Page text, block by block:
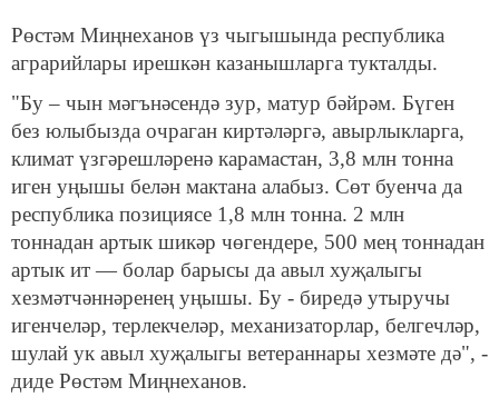
Рөстәм Миңнеханов үз чыгышында республика
аграрийлары ирешкән казанышларга тукталды.
"Бу – чын мәгънәсендә зур, матур бәйрәм. Бүген
без юлыбызда очраган киртәләргә, авырлыкларга,
климат үзгәрешләренә карамастан, 3,8 млн тонна
иген уңышы белән мактана алабыз. Сөт буенча да
республика позициясе 1,8 млн тонна. 2 млн
тоннадан артык шикәр чөгендере, 500 мең тоннадан
артык ит — болар барысы да авыл хуҗалыгы
хезмәтчәннәренең уңышы. Бу - биредә утыручы
игенчеләр, терлекчеләр, механизаторлар, белгечләр,
шулай ук авыл хуҗалыгы ветераннары хезмәте дә", -
диде Рөстәм Миңнеханов.